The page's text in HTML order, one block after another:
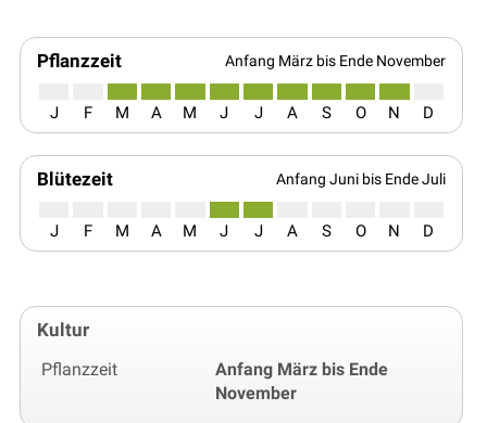
Pflanzzeit Anfang März bis Ende November
J F M A M J J A S O N D
Blütezeit Anfang Juni bis Ende Juli
J F M A M J J A S O N D
Kultur
Pflanzzeit
Anfang März bis Ende
November